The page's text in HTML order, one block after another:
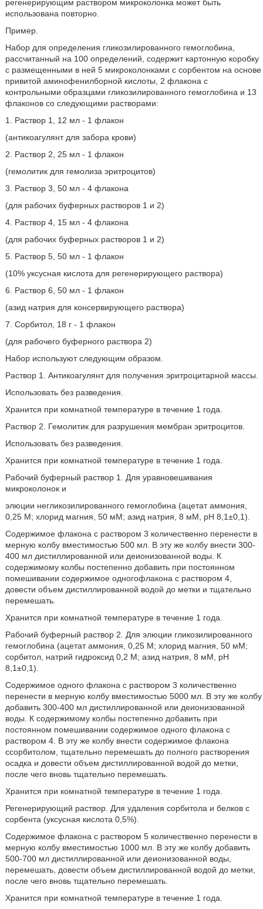
регенерирующим раствором микроколонка может быть
использована повторно.
Пример.
Набор для определения гликозилированного гемоглобина,
рассчитанный на 100 определений, содержит картонную коробку
с размещенными в ней 5 микроколонками с сорбентом на основе
привитой аминофенилборной кислоты, 2 флакона с
контрольными образцами гликозилированного гемоглобина и 13
флаконов со следующими растворами:
1. Раствор 1, 12 мл - 1 флакон
(антикоагулянт для забора крови)
2. Раствор 2, 25 мл - 1 флакон
(гемолитик для гемолиза эритроцитов)
3. Раствор 3, 50 мл - 4 флакона
(для рабочих буферных растворов 1 и 2)
4. Раствор 4, 15 мл - 4 флакона
(для рабочих буферных растворов 1 и 2)
5. Раствор 5, 50 мл - 1 флакон
(10% уксусная кислота для регенерирующего раствора)
6. Раствор 6, 50 мл - 1 флакон
(азид натрия для консервирующего раствора)
7. Сорбитол, 18 г - 1 флакон
(для рабочего буферного раствора 2)
Набор используют следующим образом.
Раствор 1. Антикоагулянт для получения эритроцитарной массы.
Использовать без разведения.
Хранится при комнатной температуре в течение 1 года.
Раствор 2. Гемолитик для разрушения мембран эритроцитов.
Использовать без разведения.
Хранится при комнатной температуре в течение 1 года.
Рабочий буферный раствор 1. Для уравновешивания
микроколонок и
элюции негликозилированного гемоглобина (ацетат аммония,
0,25 М; хлорид магния, 50 мМ; азид натрия, 8 мМ, рН 8,1±0,1).
Содержимое флакона с раствором 3 количественно перенести в
мерную колбу вместимостью 500 мл. В эту же колбу внести 300-
400 мл дистиллированной или деионизованной воды. К
содержимому колбы постепенно добавить при постоянном
помешивании содержимое одногофлакона с раствором 4,
довести объем дистиллированной водой до метки и тщательно
перемешать.
Хранится при комнатной температуре в течение 1 года.
Рабочий буферный раствор 2. Для элюции гликозилированного
гемоглобина (ацетат аммония, 0,25 М; хлорид магния, 50 мМ;
сорбитол, натрий гидроксид 0,2 М; азид натрия, 8 мМ, рН
8,1±0,1).
Содержимое одного флакона с раствором 3 количественно
перенести в мерную колбу вместимостью 5000 мл. В эту же колбу
добавить 300-400 мл дистиллированной или деионизованной
воды. К содержимому колбы постепенно добавить при
постоянном помешивании содержимое одного флакона с
раствором 4. В эту же колбу внести содержимое флакона
ссорбитолом, тщательно перемешать до полного растворения
осадка и довести объем дистиллированной водой до метки,
после чего вновь тщательно перемешать.
Хранится при комнатной температуре в течение 1 года.
Регенерирующий раствор. Для удаления сорбитола и белков с
сорбента (уксусная кислота 0,5%).
Содержимое флакона с раствором 5 количественно перенести в
мерную колбу вместимостью 1000 мл. В эту же колбу добавить
500-700 мл дистиллированной или деионизованной воды,
перемешать, довести объем дистиллированной водой до метки,
после чего вновь тщательно перемешать.
Хранится при комнатной температуре в течение 1 года.